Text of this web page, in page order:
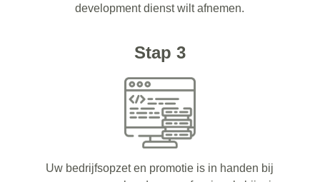
development dienst wilt afnemen.
Stap 3
Uw bedrijfsopzet en promotie is in handen bij